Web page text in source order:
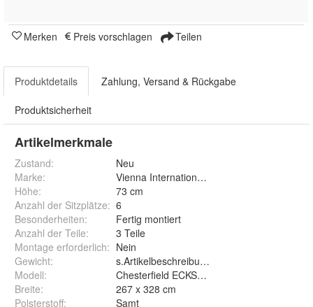
Merken Preis vorschlagen Teilen
Produktdetails Zahlung, Versand & Rückgabe
Produktsicherheit
Artikelmerkmale
Zustand:
Neu
Marke:
Vienna International Furniture
Höhe:
73 cm
Anzahl der Sitzplätze: 6
Besonderheiten:
Fertig montiert
Anzahl der Teile:
3 Teile
Montage erforderlich: Nein
Gewicht:
s.Artikelbeschreibung
Modell:
Chesterfield ECKSOFA Hocker
Breite:
267 x 328 cm
Polsterstoff:
Samt